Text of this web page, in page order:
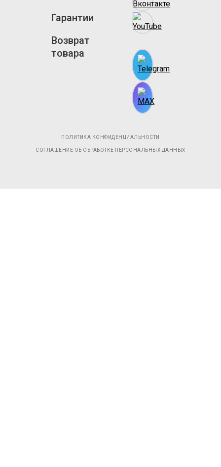
Гарантии
Возврат
товара
ПОЛИТИКА КОНФИДЕНЦИАЛЬНОСТИ
СОГЛАШЕНИЕ ОБ ОБРАБОТКЕ ПЕРСОНАЛЬНЫХ ДАННЫХ